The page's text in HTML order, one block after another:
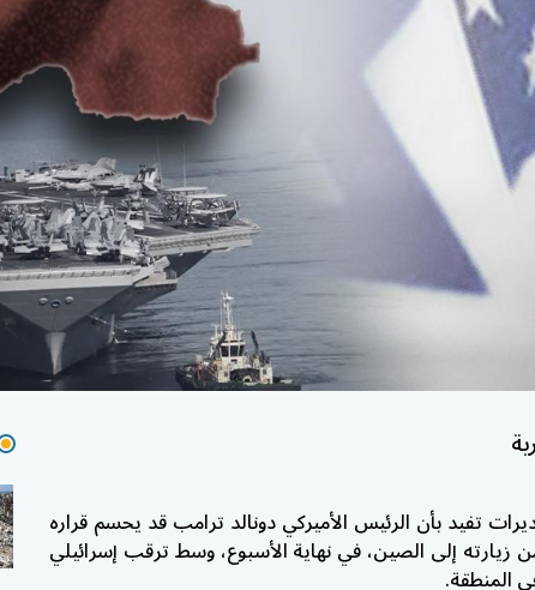
تفيد بأن الرئيس الأميركيدونالد ترامبقد يحسم قراره
زيارته إلى الصين، في نهاية الأسبوع، وسط ترقب إسرائيلي
المنطقة.